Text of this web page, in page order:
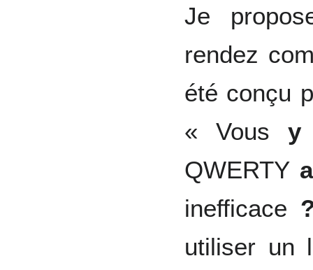
Je
rendez
été conçu
« Vous y
QWERTY
inefficace
utiliser un